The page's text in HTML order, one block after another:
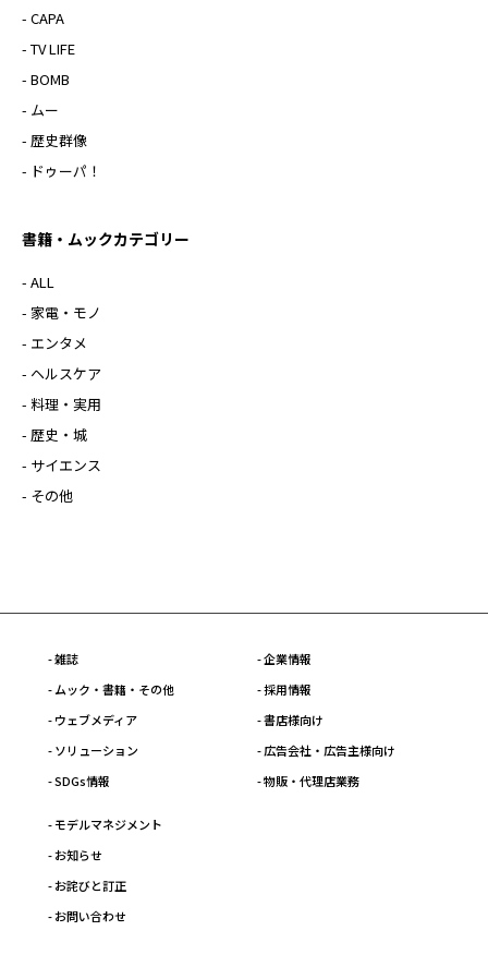
- CAPA
- TV LIFE
- BOMB
- ムー
- 歴史群像
- ドゥーパ！
書籍・ムックカテゴリー
- ALL
- 家電・モノ
- エンタメ
- ヘルスケア
- 料理・実用
- 歴史・城
- サイエンス
- その他
- 雑誌
- ムック・書籍・その他
- ウェブメディア
- ソリューション
- SDGs情報
- 企業情報
- 採用情報
- 書店様向け
- 広告会社・広告主様向け
- 物販・代理店業務
- モデルマネジメント
- お知らせ
- お詫びと訂正
- お問い合わせ